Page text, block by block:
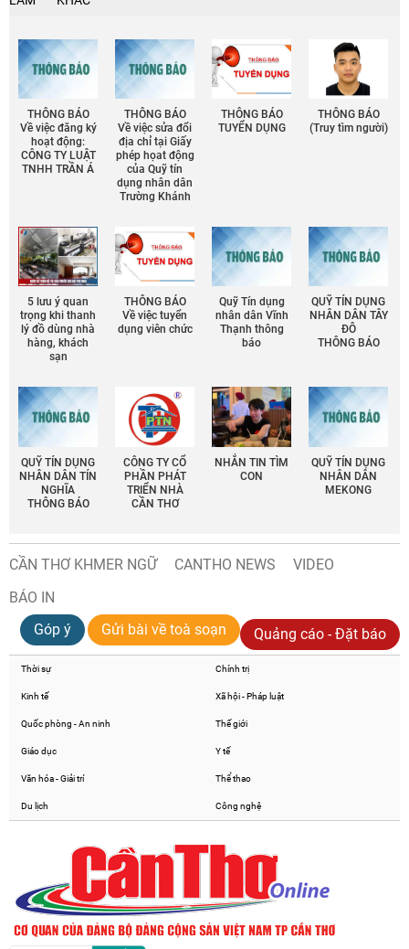
THÔNG BÁO
Về việc đăng ký
hoạt động:
CÔNG TY LUẬT
TNHH TRẦN Á
THÔNG BÁO
Về việc sửa đổi
địa chỉ tại Giấy
phép họat động
của Quỹ tín
dụng nhân dân
Trường Khánh
THÔNG BÁO
TUYỂN DỤNG
THÔNG BÁO
(Truy tìm người)
5 lưu ý quan
trọng khi thanh
lý đồ dùng nhà
hàng, khách
sạn
THÔNG BÁO
Về việc tuyển
dụng viên chức
Quỹ Tín dụng
nhân dân Vĩnh
Thạnh thông
báo
QUỸ TÍN DỤNG
NHÂN DÂN TÂY
ĐÔ
THÔNG BÁO
QUỸ TÍN DỤNG
NHÂN DÂN TÍN
NGHĨA
THÔNG BÁO
CÔNG TY CỔ
PHẦN PHÁT
TRIỂN NHÀ
CẦN THƠ
NHẮN TIN TÌM
CON
QUỸ TÍN DỤNG
NHÂN DÂN
MEKONG
CẦN THƠ KHMER NGỮ CANTHO NEWS
VIDEO
BÁO IN
Góp ý
Gửi bài về toà soạn Quảng cáo - Đặt báo
Thời sự Chính trị
Kinh tế Xã hội - Pháp luật
Quốc phòng - An ninh Thế giới
Giáo dục Y tế
Văn hóa - Giải trí Thể thao
Du lịch Công nghệ